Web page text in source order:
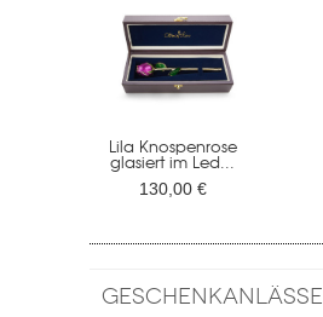
Lila Knospenrose
glasiert im Led...
130,00 €
GESCHENKANLÄSSE